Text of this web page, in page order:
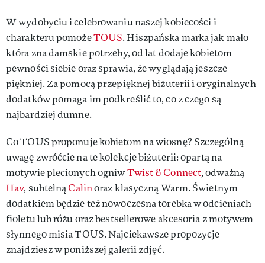
W wydobyciu i celebrowaniu naszej kobiecości i
charakteru pomożeTOUS. Hiszpańska marka jak mało
która zna damskie potrzeby, od lat dodaje kobietom
pewności siebie oraz sprawia, że wyglądają jeszcze
piękniej. Za pomocą przepięknej biżuterii i oryginalnych
dodatków pomaga im podkreślić to, co z czego są
najbardziej dumne.
Co TOUS proponuje kobietom na wiosnę? Szczególną
uwagę zwróćcie na te kolekcje biżuterii: opartą na
motywie plecionych ogniwTwist & Connect, odważną
Hav, subtelnąCalinoraz klasyczną Warm. Świetnym
dodatkiem będzie też nowoczesna torebka w odcieniach
fioletu lub różu oraz bestsellerowe akcesoria z motywem
słynnego misia TOUS. Najciekawsze propozycje
znajdziesz w poniższej galerii zdjęć.